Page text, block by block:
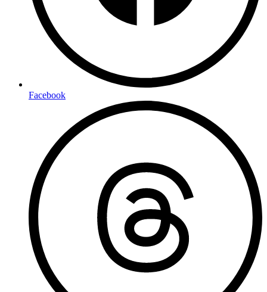
Facebook